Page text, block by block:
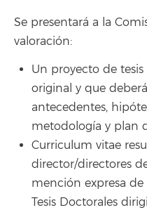
Se presentará a la
valoración:
Un proyecto de
original y que
antecedentes,
metodología y plan
Curriculum vitae
director/directores
mención expresa
Tesis Doctorales